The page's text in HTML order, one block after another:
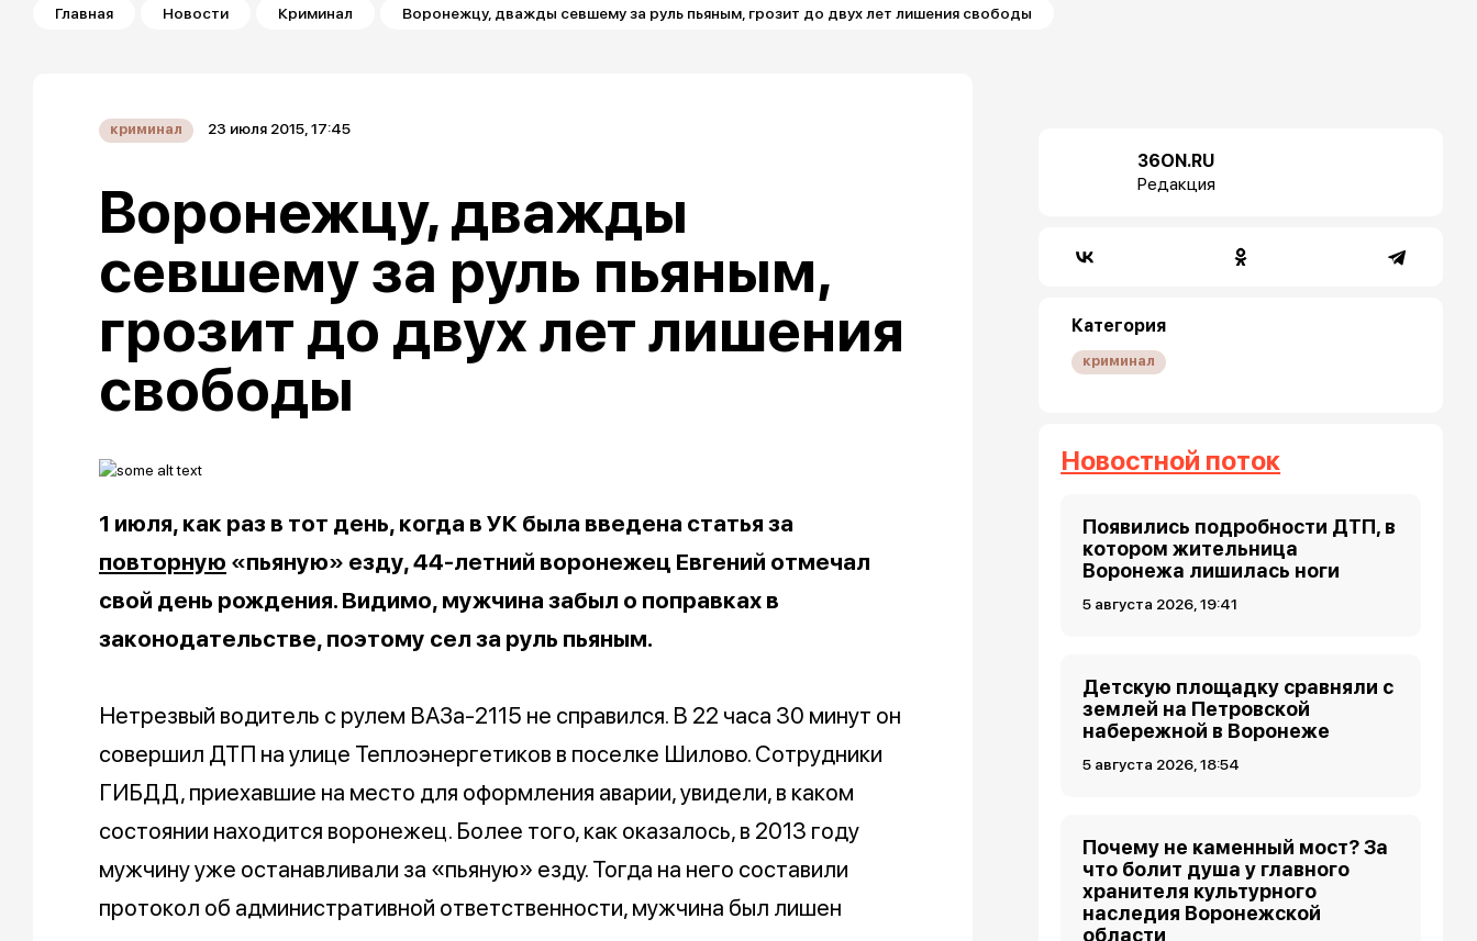
Строка навигации
Главная Новости Криминал Воронежцу, дважды севшему за руль пьяным, грозит до двух лет лишения свободы
криминал 23 июля 2015, 17:45
Воронежцу, дважды
севшему за руль пьяным,
грозит до двух лет лишения
свободы
1 июля, как раз в тот день, когда в УК была введена статья за
повторную «пьяную» езду, 44-летний воронежец Евгений отмечал
свой день рождения. Видимо, мужчина забыл о поправках в
законодательстве, поэтому сел за руль пьяным.
Нетрезвый водитель с рулем ВАЗа-2115 не справился. В 22 часа 30 минут он
совершил ДТП на улице Теплоэнергетиков в поселке Шилово. Сотрудники
ГИБДД, приехавшие на место для оформления аварии, увидели, в каком
состоянии находится воронежец. Более того, как оказалось, в 2013 году
мужчину уже останавливали за «пьяную» езду. Тогда на него составили
протокол об административной ответственности, мужчина был лишен
36ON.RU
Редакция
Категория
криминал
Новостной поток
Появились подробности ДТП, в
котором жительница
Воронежа лишилась ноги
5 августа 2026, 19:41
Детскую площадку сравняли с
землей на Петровской
набережной в Воронеже
5 августа 2026, 18:54
Почему не каменный мост? За
что болит душа у главного
хранителя культурного
наследия Воронежской
области